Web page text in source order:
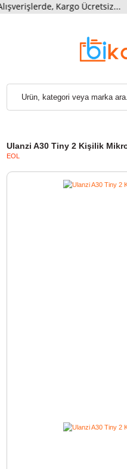
EOL
Kargo Ücretsiz...